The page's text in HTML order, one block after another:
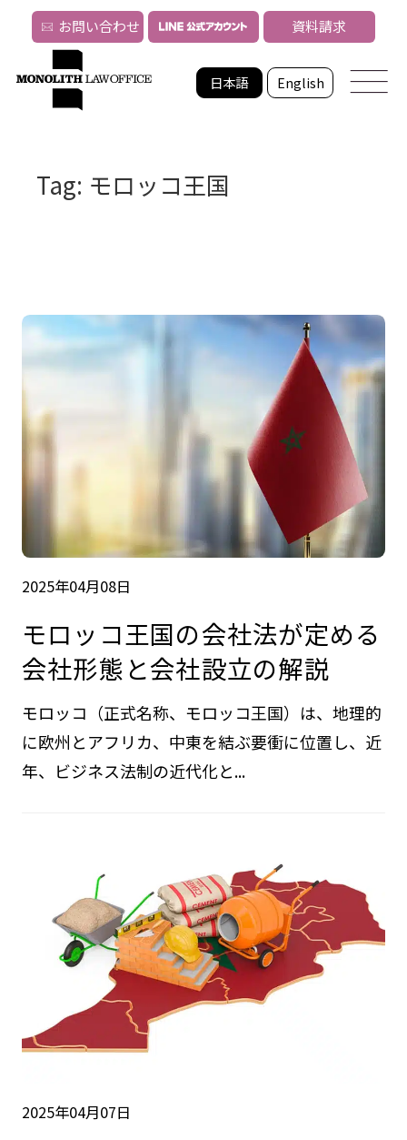
日本語 English
お問い合わせ 資料請求
Tag: モロッコ王国
2025年04月08日
モロッコ王国の会社法が定める
会社形態と会社設立の解説
モロッコ（正式名称、モロッコ王国）は、地理的
に欧州とアフリカ、中東を結ぶ要衝に位置し、近
年、ビジネス法制の近代化と...
2025年04月07日